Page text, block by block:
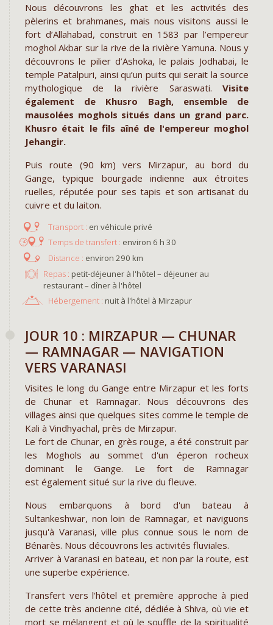
Nous découvrons les ghat et les activités des
pèlerins et brahmanes, mais nous visitons aussi le
fort d’Allahabad, construit en 1583 par l’empereur
moghol Akbar sur la rive de la rivière Yamuna. Nous y
découvrons le pilier d’Ashoka, le palais Jodhabai, le
temple Patalpuri, ainsi qu’un puits qui serait la source
mythologique de la rivière Saraswati. Visite
également de Khusro Bagh, ensemble de
mausolées moghols situés dans un grand parc.
Khusro était le fils aîné de l'empereur moghol
Jehangir.
Puis route (90 km) vers Mirzapur, au bord du
Gange, typique bourgade indienne aux étroites
ruelles, réputée pour ses tapis et son artisanat du
cuivre et du laiton.
en véhicule privé
environ 6 h 30
environ 290 km
Repas : petit-déjeuner à l'hôtel – déjeuner au
restaurant – dîner à l'hôtel
Hébergement : nuit à l'hôtel à Mirzapur
JOUR 10 : MIRZAPUR — CHUNAR
— RAMNAGAR — NAVIGATION
VERS VARANASI
Visites le long du Gange entre Mirzapur et les forts
de Chunar et Ramnagar. Nous découvrons des
villages ainsi que quelques sites comme le temple de
Kali à Vindhyachal, près de Mirzapur.
Le fort de Chunar, en grès rouge, a été construit par
les Moghols au sommet d'un éperon rocheux
dominant le Gange. Le fort de Ramnagar
est également situé sur la rive du fleuve.
Nous embarquons à bord d'un bateau à
Sultankeshwar, non loin de Ramnagar, et naviguons
jusqu'à Varanasi, ville plus connue sous le nom de
Bénarès. Nous découvrons les activités fluviales.
Arriver à Varanasi en bateau, et non par la route, est
une superbe expérience.
Transfert vers l'hôtel et première approche à pied
de cette très ancienne cité, dédiée à Shiva, où vie et
mort se mélangent et où le souffle de la spiritualité